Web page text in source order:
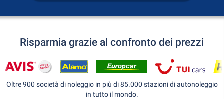
Risparmia grazie al confronto dei prezzi
Oltre 900 società di noleggio in più di 85.000 stazioni di autonoleggio
in tutto il mondo.